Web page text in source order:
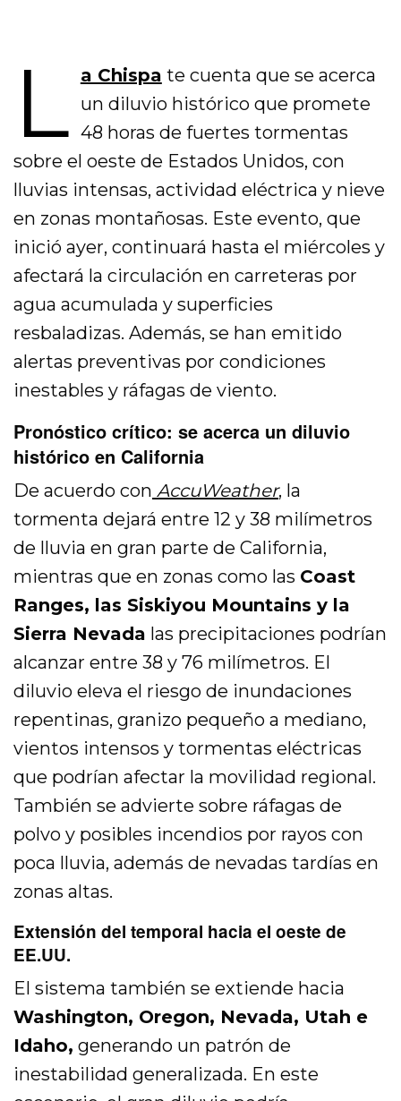
L a Chispa te cuenta que se acerca
un diluvio histórico que promete
48 horas de fuertes tormentas
sobre el oeste de Estados Unidos, con
lluvias intensas, actividad eléctrica y nieve
en zonas montañosas. Este evento, que
inició ayer, continuará hasta el miércoles y
afectará la circulación en carreteras por
agua acumulada y superficies
resbaladizas. Además, se han emitido
alertas preventivas por condiciones
inestables y ráfagas de viento.
Pronóstico crítico: se acerca un diluvio
histórico en California
De acuerdo con AccuWeather, la
tormenta dejará entre 12 y 38 milímetros
de lluvia en gran parte de California,
mientras que en zonas como las Coast
Ranges, las Siskiyou Mountains y la
Sierra Nevada las precipitaciones podrían
alcanzar entre 38 y 76 milímetros. El
diluvio eleva el riesgo de inundaciones
repentinas, granizo pequeño a mediano,
vientos intensos y tormentas eléctricas
que podrían afectar la movilidad regional.
También se advierte sobre ráfagas de
polvo y posibles incendios por rayos con
poca lluvia, además de nevadas tardías en
zonas altas.
Extensión del temporal hacia el oeste de
EE.UU.
El sistema también se extiende hacia
Washington, Oregon, Nevada, Utah e
Idaho, generando un patrón de
inestabilidad generalizada. En este